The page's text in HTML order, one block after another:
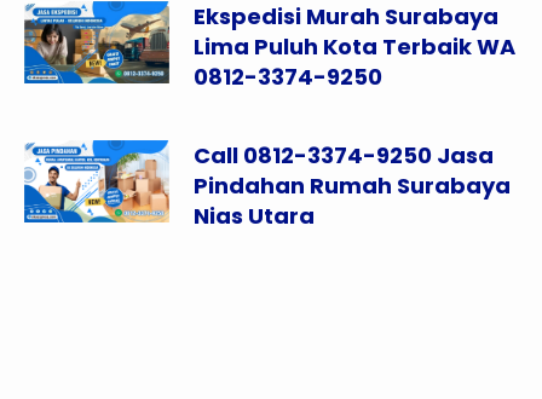
Ekspedisi Murah Surabaya
Lima Puluh Kota Terbaik WA
0812-3374-9250
Call 0812-3374-9250 Jasa
Pindahan Rumah Surabaya
Nias Utara